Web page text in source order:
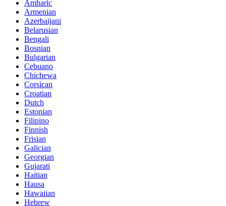
Amharic
Armenian
Azerbaijani
Belarusian
Bengali
Bosnian
Bulgarian
Cebuano
Chichewa
Corsican
Croatian
Dutch
Estonian
Filipino
Finnish
Frisian
Galician
Georgian
Gujarati
Haitian
Hausa
Hawaiian
Hebrew